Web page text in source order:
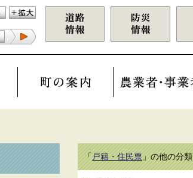
「戸籍・住民票」の他の分類